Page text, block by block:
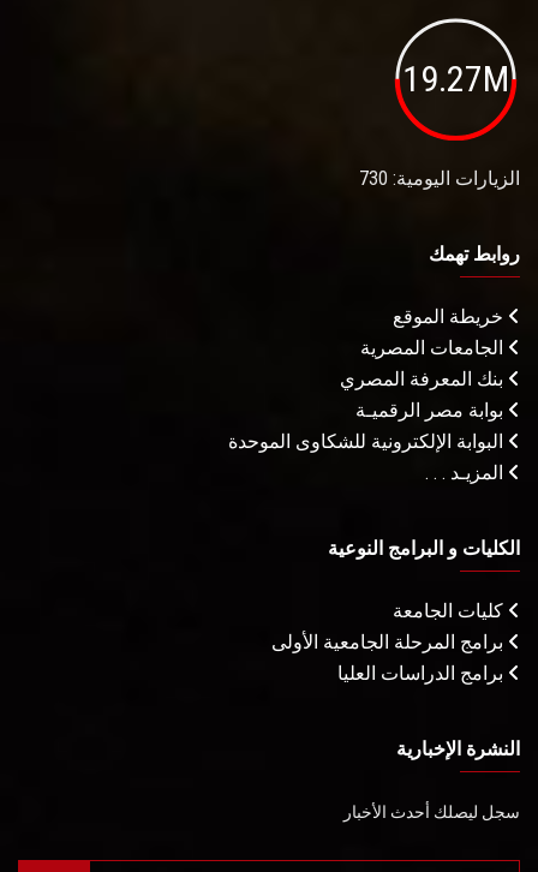
19.27M
الزيارات اليومية: 730
روابط تهمك
خريطة الموقع
الجامعات المصرية
بنك المعرفة المصري
بوابة مصر الرقميـة
البوابة الإلكترونية للشكاوى الموحدة
المزيـد . . .
الكليات و البرامج النوعية
كليات الجامعة
برامج المرحلة الجامعية الأولى
برامج الدراسات العليا
النشرة الإخبارية
سجل ليصلك أحدث الأخبار